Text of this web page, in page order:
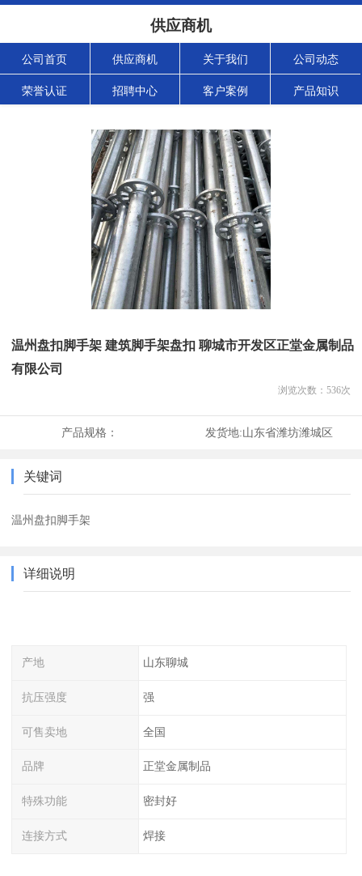
供应商机
公司首页 供应商机 关于我们 公司动态
荣誉认证 招聘中心 客户案例 产品知识
温州盘扣脚手架 建筑脚手架盘扣 聊城市开发区正堂金属制品
有限公司
浏览次数： 536次
产品规格： 发货地:山东省潍坊潍城区
关键词
温州盘扣脚手架
详细说明
产地 山东聊城
抗压强度 强
可售卖地 全国
品牌 正堂金属制品
特殊功能 密封好
连接方式 焊接